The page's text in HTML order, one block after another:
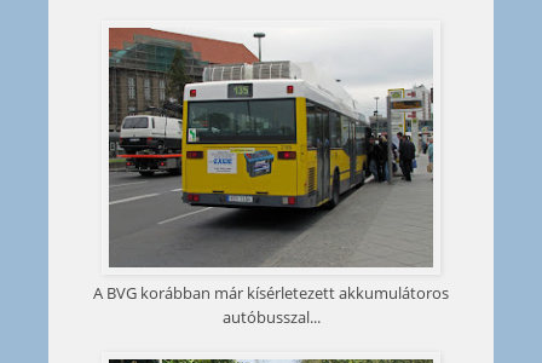
A BVG korábban már kísérletezett akkumulátoros
autóbusszal...